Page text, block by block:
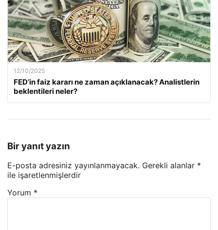
12/10/2025
FED’in faiz kararı ne zaman açıklanacak? Analistlerin
beklentileri neler?
Bir yanıt yazın
E-posta adresiniz yayınlanmayacak. Gerekli alanlar *
ile işaretlenmişlerdir
Yorum *